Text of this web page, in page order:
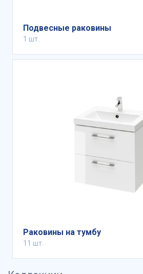
Подвесные раковины
1 шт.
Раковины на тумбу
11 шт.